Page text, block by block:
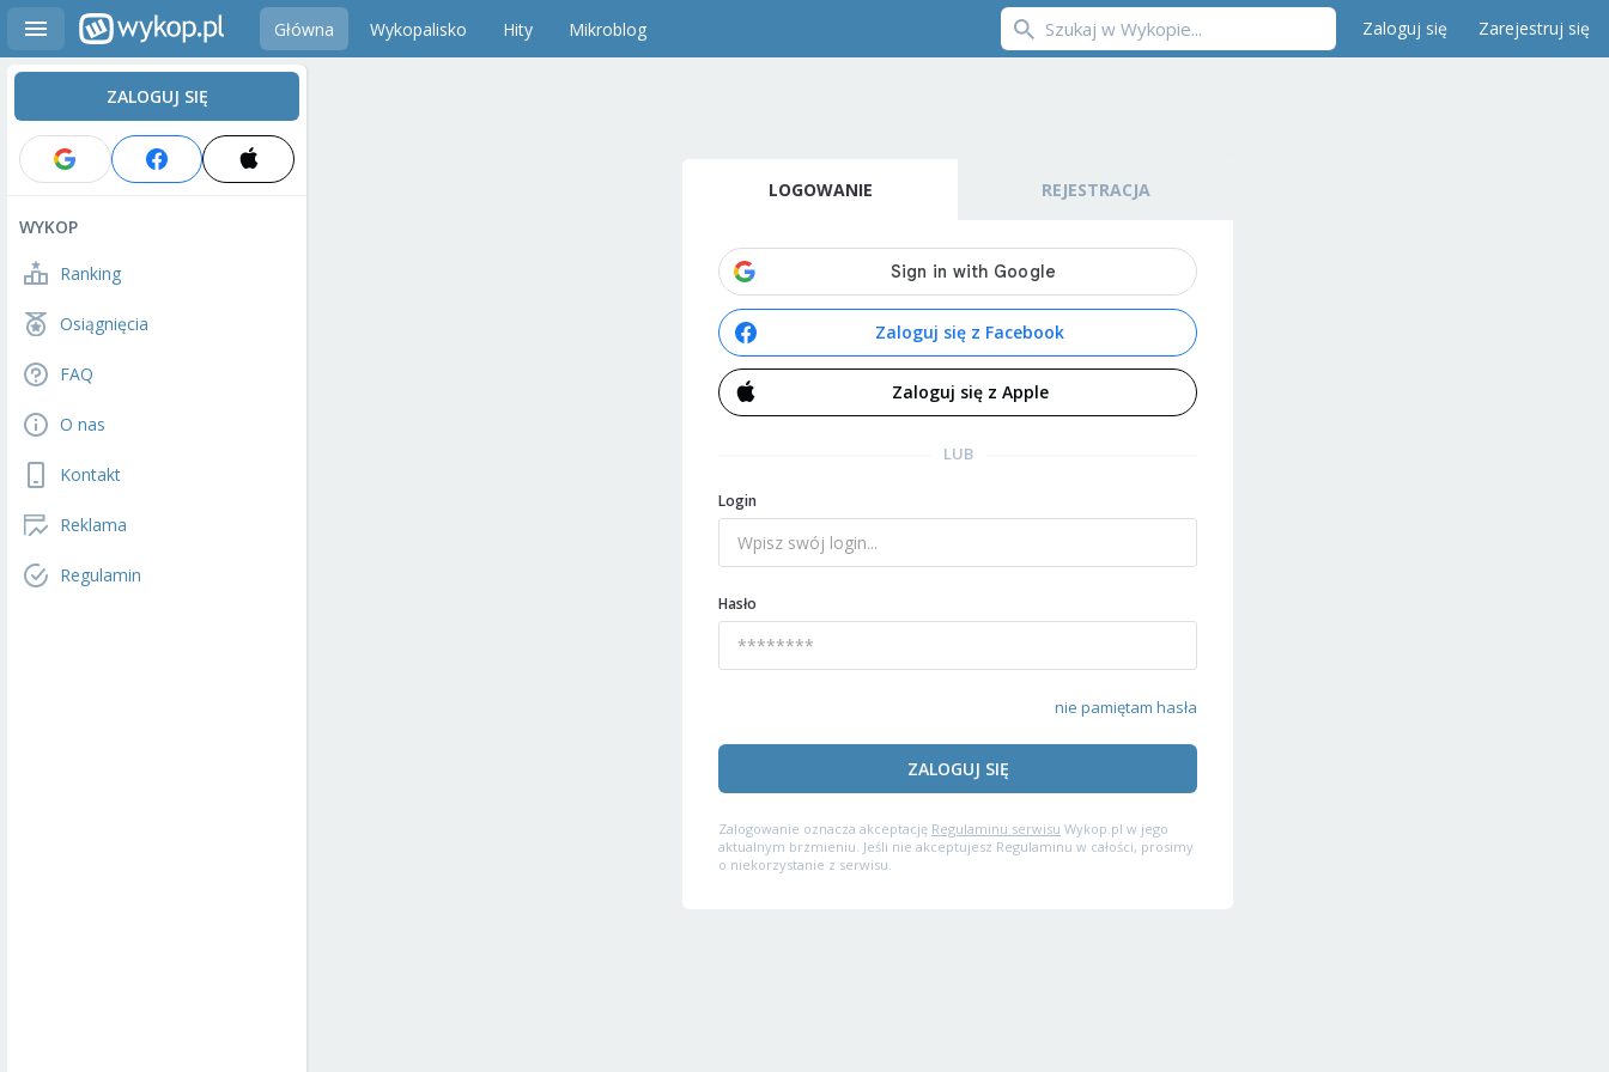
Główna Wykopalisko Hity Mikroblog Zaloguj się Zarejestruj się
ZALOGUJ SIĘ
WYKOP
Ranking
Osiągnięcia
FAQ
O nas
Kontakt
Reklama
Regulamin
LOGOWANIE REJESTRACJA
Zaloguj się z Facebook
Zaloguj się z Apple
LUB
Login
Hasło
nie pamiętam hasła
ZALOGUJ SIĘ
Zalogowanie oznacza akceptację Regulaminu serwisu Wykop.pl w jego
aktualnym brzmieniu. Jeśli nie akceptujesz Regulaminu w całości, prosimy
o niekorzystanie z serwisu.